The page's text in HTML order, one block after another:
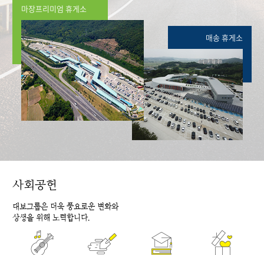
마장프리미엄 휴게소
매송 휴게소
사회공헌
대보그룹은 더욱 풍요로운 변화와
상생을 위해 노력합니다.